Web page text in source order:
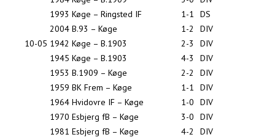
1993 Køge – Ringsted IF 1-1
DS
2004 B.93 – Køge 1-2
DIV
10-05 1942 Køge – B.1903 2-3
DIV
1945 Køge – B.1903 4-3
DIV
1953 B.1909 – Køge 2-2
DIV
1959 BK Frem – Køge 1-1
DIV
1964 Hvidovre IF – Køge 1-0
DIV
1970 Esbjerg fB – Køge 3-0
DIV
1981 Esbjerg fB – Køge 4-2
DIV